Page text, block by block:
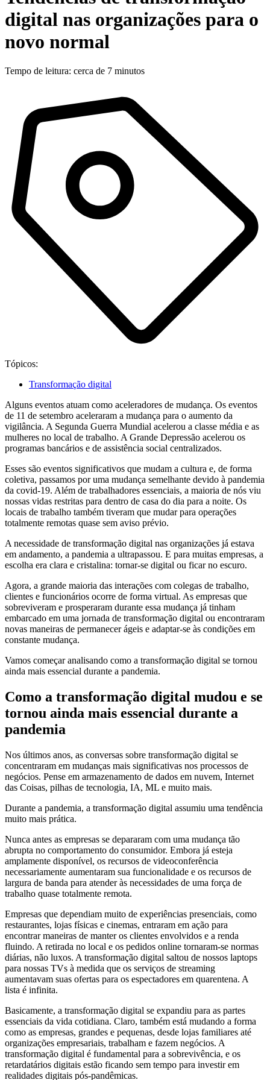
digital nas organizações para o
novo normal
Tempo de leitura: cerca de 7 minutos
Tópicos:
Transformação digital
Alguns eventos atuam como aceleradores de mudança. Os eventos
de 11 de setembro aceleraram a mudança para o aumento da
vigilância. A Segunda Guerra Mundial acelerou a classe média e as
mulheres no local de trabalho. A Grande Depressão acelerou os
programas bancários e de assistência social centralizados.
Esses são eventos significativos que mudam a cultura e, de forma
coletiva, passamos por uma mudança semelhante devido à pandemia
da covid-19. Além de trabalhadores essenciais, a maioria de nós viu
nossas vidas restritas para dentro de casa do dia para a noite. Os
locais de trabalho também tiveram que mudar para operações
totalmente remotas quase sem aviso prévio.
A necessidade de transformação digital nas organizações já estava
em andamento, a pandemia a ultrapassou. E para muitas empresas, a
escolha era clara e cristalina: tornar-se digital ou ficar no escuro.
Agora, a grande maioria das interações com colegas de trabalho,
clientes e funcionários ocorre de forma virtual. As empresas que
sobreviveram e prosperaram durante essa mudança já tinham
embarcado em uma jornada de transformação digital ou encontraram
novas maneiras de permanecer ágeis e adaptar-se às condições em
constante mudança.
Vamos começar analisando como a transformação digital se tornou
ainda mais essencial durante a pandemia.
Como a transformação digital mudou e se
tornou ainda mais essencial durante a
pandemia
Nos últimos anos, as conversas sobre transformação digital se
concentraram em mudanças mais significativas nos processos de
negócios. Pense em armazenamento de dados em nuvem, Internet
das Coisas, pilhas de tecnologia, IA, ML e muito mais.
Durante a pandemia, a transformação digital assumiu uma tendência
muito mais prática.
Nunca antes as empresas se depararam com uma mudança tão
abrupta no comportamento do consumidor. Embora já esteja
amplamente disponível, os recursos de videoconferência
necessariamente aumentaram sua funcionalidade e os recursos de
largura de banda para atender às necessidades de uma força de
trabalho quase totalmente remota.
Empresas que dependiam muito de experiências presenciais, como
restaurantes, lojas físicas e cinemas, entraram em ação para
encontrar maneiras de manter os clientes envolvidos e a renda
fluindo. A retirada no local e os pedidos online tornaram-se normas
diárias, não luxos. A transformação digital saltou de nossos laptops
para nossas TVs à medida que os serviços de streaming
aumentavam suas ofertas para os espectadores em quarentena. A
lista é infinita.
Basicamente, a transformação digital se expandiu para as partes
essenciais da vida cotidiana. Claro, também está mudando a forma
como as empresas, grandes e pequenas, desde lojas familiares até
organizações empresariais, trabalham e fazem negócios. A
transformação digital é fundamental para a sobrevivência, e os
retardatários digitais estão ficando sem tempo para investir em
realidades digitais pós-pandêmicas.